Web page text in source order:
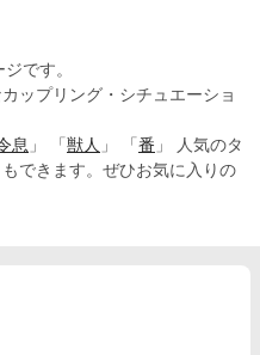
です。
ップリング・シチュエーショ
息 」 「 獣人 」 「 番 」 人気のタ
できます。ぜひお気に入りの